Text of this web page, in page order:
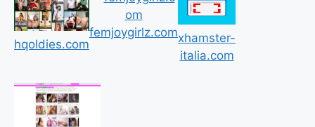
hqoldies.com
femjoygirlz.comxhamster-
italia.com